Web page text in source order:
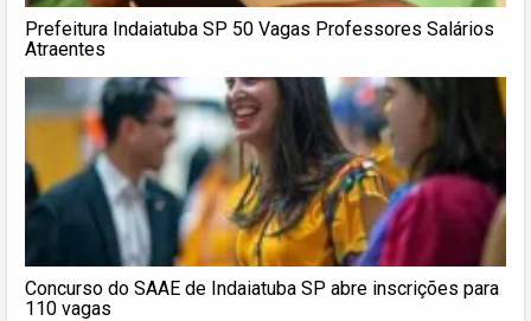
Prefeitura Indaiatuba SP 50 Vagas Professores Salários
Atraentes
Concurso do SAAE de Indaiatuba SP abre inscrições para
110 vagas